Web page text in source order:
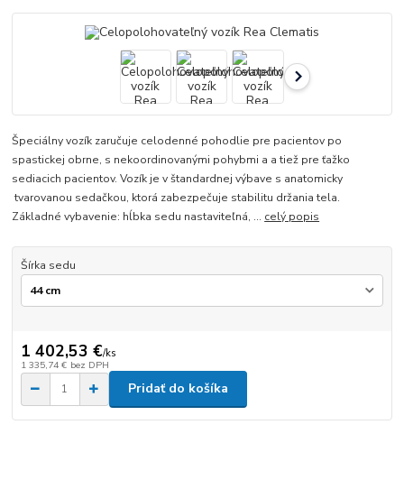
Špeciálny vozík zaručuje celodenné pohodlie pre pacientov po
spastickej obrne, s nekoordinovanými pohybmi a a tiež pre ťažko
sediacich pacientov. Vozík je v štandardnej výbave s anatomicky
tvarovanou sedačkou, ktorá zabezpečuje stabilitu držania tela.
Základné vybavenie: hĺbka sedu nastaviteľná, ... celý popis
Šírka sedu
1 402,53 €/ks
1 335,74 € bez DPH
Pridať do košíka